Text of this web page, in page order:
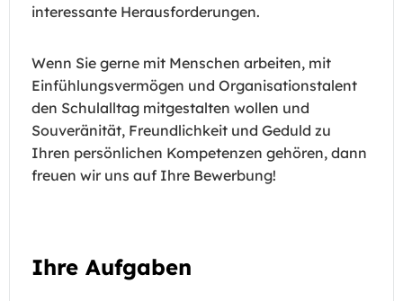
interessante Herausforderungen.
Wenn Sie gerne mit Menschen arbeiten, mit
Einfühlungsvermögen und Organisationstalent
den Schulalltag mitgestalten wollen und
Souveränität, Freundlichkeit und Geduld zu
Ihren persönlichen Kompetenzen gehören, dann
freuen wir uns auf Ihre Bewerbung!
Ihre Aufgaben